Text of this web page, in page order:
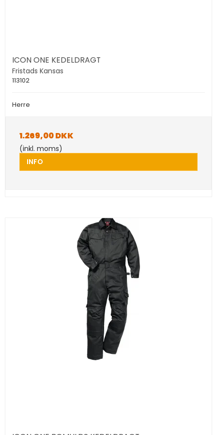
ICON ONE KEDELDRAGT
Fristads Kansas
113102
Herre
1.269,00 DKK
(inkl. moms)
INFO